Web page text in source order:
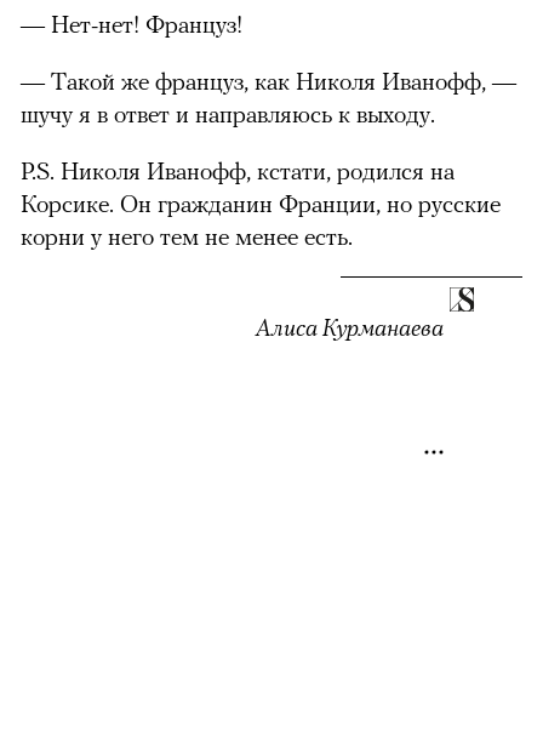
— Нет-нет! Француз!
— Такой же француз, как Николя Иванофф, —
шучу я в ответ и направляюсь к выходу.
P.S. Николя Иванофф, кстати, родился на
Корсике. Он гражданин Франции, но русские
корни у него тем не менее есть.
Алиса Курманаева